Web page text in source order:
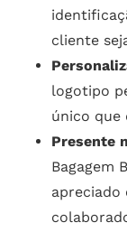
cliente
logotipo
único que
Presente
Bagagem
apreciado